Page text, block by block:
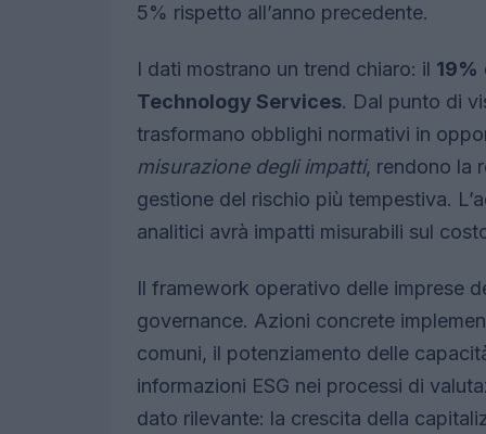
5% rispetto all’anno precedente.
I dati mostrano un trend chiaro: il 19%
Technology Services. Dal punto di
trasformano obblighi normativi in
misurazione degli impatti, rendono la
gestione del rischio più tempestiva.
analitici avrà impatti misurabili sul
Il framework operativo delle imprese
governance. Azioni concrete
comuni, il potenziamento delle
informazioni ESG nei processi di
dato rilevante: la crescita della